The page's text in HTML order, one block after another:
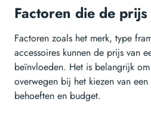
Factoren die de
Factoren zoals het merk, type
accessoires kunnen de prijs van
beïnvloeden. Het is belangrijk
overwegen bij het kiezen van
behoeften en budget.